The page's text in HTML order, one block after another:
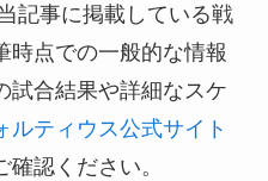
記事に掲載している戦
時点での一般的な情報
試合結果や詳細なスケ
ルティウス公式サイト
認ください。